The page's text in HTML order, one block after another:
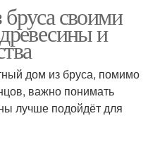
своими
и
дом из бруса, помимо
важно понимать
лучше подойдёт для